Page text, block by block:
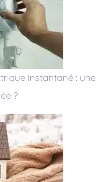
instantané : une
?